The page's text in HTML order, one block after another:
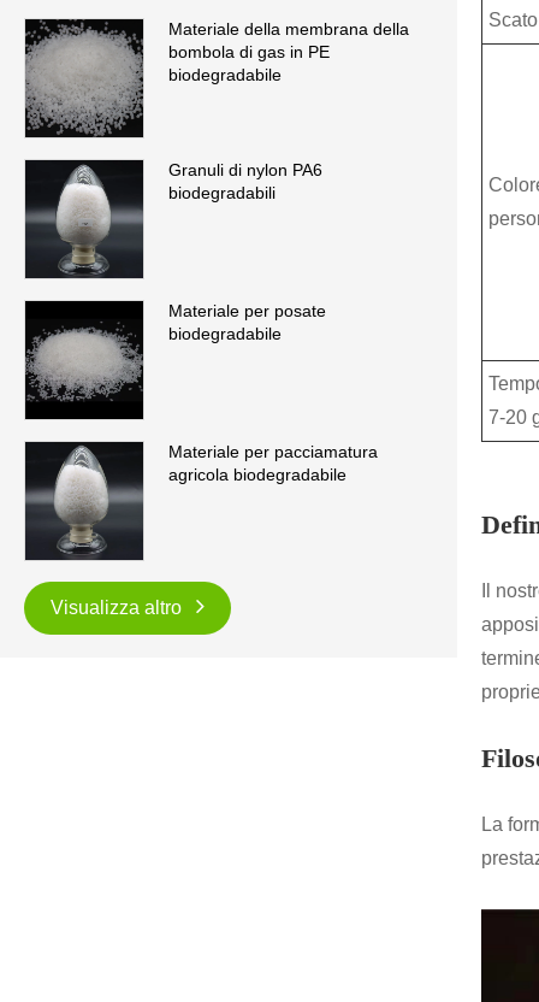
Materiale della membrana della
bombola di gas in PE
biodegradabile
Granuli di nylon PA6
biodegradabili
Materiale per posate
biodegradabile
Materiale per pacciamatura
agricola biodegradabile
Visualizza altro
7-20
Il
La